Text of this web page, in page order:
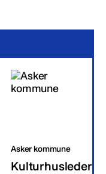
Asker kommune
Kulturhusleder